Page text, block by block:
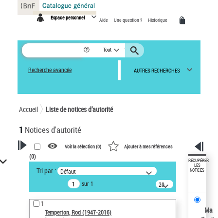
Espace personnel Aide Une question ? Historique
Tout
Recherche avancée AUTRES RECHERCHES
Accueil Liste de notices d’autorité
1 Notices d'autorité
VOTRE RECHERCHE
Recherche avancée dans les
notices d’autorité
Œuvres liées à l'auteur :
Temperton, Rod (1947-2016)
Voir la sélection (0) Ajouter à mes références
(0)
Tri par : Défaut
sur 1
20
résultats/page
1
Temperton, Rod (1947-2016)
RÉCUPÉRER
LES
NOTICES
Ma
Panneau de gestion des cookies